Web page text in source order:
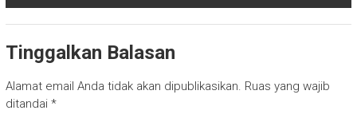
Tinggalkan Balasan
Alamat email Anda tidak akan dipublikasikan. Ruas yang wajib
ditandai *